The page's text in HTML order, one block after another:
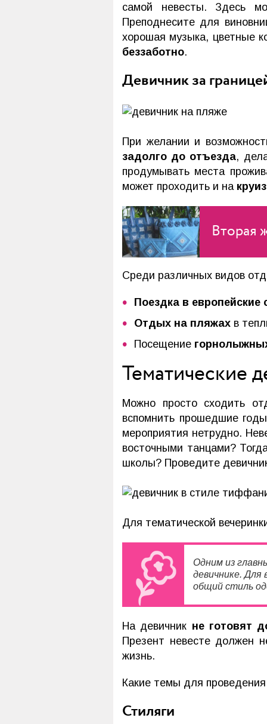
самой невесты. Здесь
Преподнесите для
хорошая музыка, цветные
беззаботно.
Девичник за
При желании и
задолго до отъезда,
продумывать места
может проходить и на
Вторая
Среди различных видов
Поездка в европейские
Отдых на пляжах в
Посещение
Тематические
Можно просто сходить
вспомнить прошедшие
мероприятия нетрудно.
восточными танцами?
школы? Проведите
Для тематической
Одним из
девичнике. Для
общий стиль
На девичник не готовят
Презент невесте должен
жизнь.
Какие темы для
Стиляги